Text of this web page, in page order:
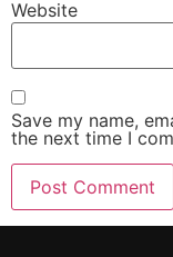
Website
Save my name,
the next time I